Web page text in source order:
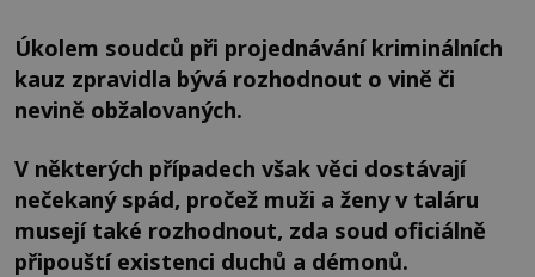
Úkolem soudců při projednávání kriminálních
kauz zpravidla bývá rozhodnout o vině či
nevině obžalovaných.
V některých případech však věci dostávají
nečekaný spád, pročež muži a ženy v taláru
musejí také rozhodnout, zda soud oficiálně
připouští existenci duchů a démonů.